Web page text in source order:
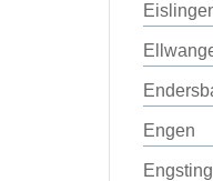
Engen